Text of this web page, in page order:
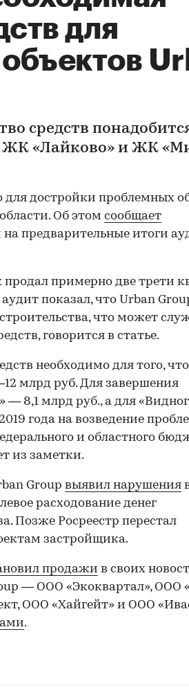
для
средств
ЖК «Лайково» и ЖК
достройки проблемных
Об этом сообщает
предварительные итоги
продал примерно две трети
показал, что Urban
что может
говорится в статье.
необходимо для того,
млрд руб. Для завершения
— 8,1 млрд руб., а для
года на возведение
и областного
из заметки.
Group выявил нарушения
расходование денег
Позже Росреестр перестал
застройщика.
продажи в своих
— ООО «Экоквартал», ООО
ООО «Хайгейт» и ООО
.